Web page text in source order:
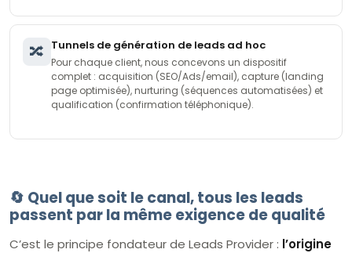
🔀 Tunnels de génération de leads ad hoc
Pour chaque client, nous concevons un dispositif
complet : acquisition (SEO/Ads/email), capture (landing
page optimisée), nurturing (séquences automatisées) et
qualification (confirmation téléphonique).
🔄 Quel que soit le canal, tous les leads
passent par la même exigence de qualité
C’est le principe fondateur de Leads Provider : l’origine